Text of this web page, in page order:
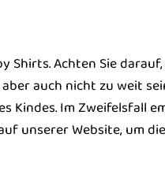
Achten Sie
auch nicht zu weit
Im Zweifelsfall
unserer Website, um